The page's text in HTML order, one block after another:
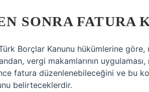
SONRA FATURA
Borçlar Kanunu hükümlerine
vergi makamlarının
fatura düzenlenebileceğini ve bu
belirteceklerdir.